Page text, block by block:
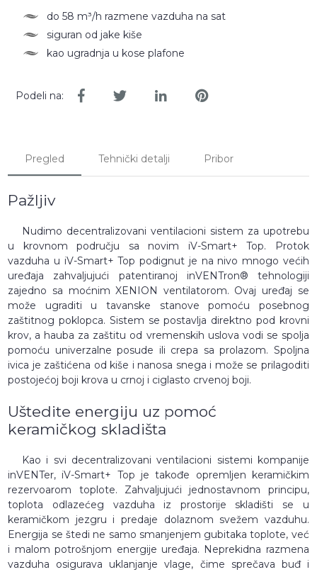
do 58 m³/h razmene vazduha na sat
siguran od jake kiše
kao ugradnja u kose plafone
Podeli na:
Pregled Tehnički detalji Pribor
Pažljiv
Nudimo decentralizovani ventilacioni sistem za upotrebu
u krovnom području sa novim iV-Smart+ Top. Protok
vazduha u iV-Smart+ Top podignut je na nivo mnogo većih
uređaja zahvaljujući patentiranoj inVENTron® tehnologiji
zajedno sa moćnim XENION ventilatorom. Ovaj uređaj se
može ugraditi u tavanske stanove pomoću posebnog
zaštitnog poklopca. Sistem se postavlja direktno pod krovni
krov, a hauba za zaštitu od vremenskih uslova vodi se spolja
pomoću univerzalne posude ili crepa sa prolazom. Spoljna
ivica je zaštićena od kiše i nanosa snega i može se prilagoditi
postojećoj boji krova u crnoj i ciglasto crvenoj boji.
Uštedite energiju uz pomoć
keramičkog skladišta
Kao i svi decentralizovani ventilacioni sistemi kompanije
inVENTer, iV-Smart+ Top je takođe opremljen keramičkim
rezervoarom toplote. Zahvaljujući jednostavnom principu,
toplota odlazećeg vazduha iz prostorije skladišti se u
keramičkom jezgru i predaje dolaznom svežem vazduhu.
Energija se štedi ne samo smanjenjem gubitaka toplote, već
i malom potrošnjom energije uređaja. Neprekidna razmena
vazduha osigurava uklanjanje vlage, čime sprečava buđ i